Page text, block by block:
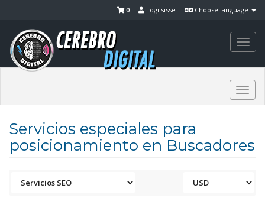
Choose language
Logi sisse
0
Servicios especiales para
posicionamiento en Buscadores